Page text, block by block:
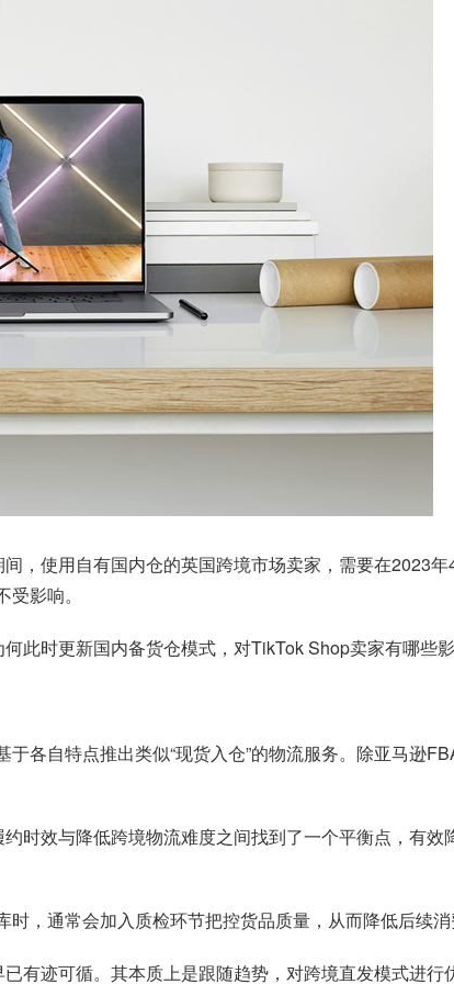
，使用自有国内仓的英国跨境市场卖家，需要在2023
影响。
此时更新国内备货仓模式，对TikTok Shop卖家有哪些
各自特点推出类似“现货入仓”的物流服务。除亚马逊
时效与降低跨境物流难度之间找到了一个平衡点，有
，通常会加入质检环节把控货品质量，从而降低后续
有迹可循。其本质上是跟随趋势，对跨境直发模式进